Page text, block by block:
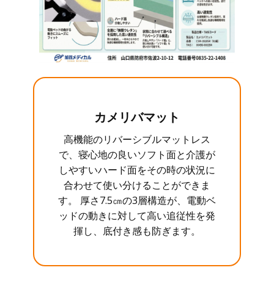
カメリバマット
高機能のリバーシブルマットレス
で、寝心地の良いソフト面と介護が
しやすいハード面をその時の状況に
合わせて使い分けることができま
す。 厚さ7.5㎝の3層構造が、電動ベ
ッドの動きに対して高い追従性を発
揮し、底付き感も防ぎます。